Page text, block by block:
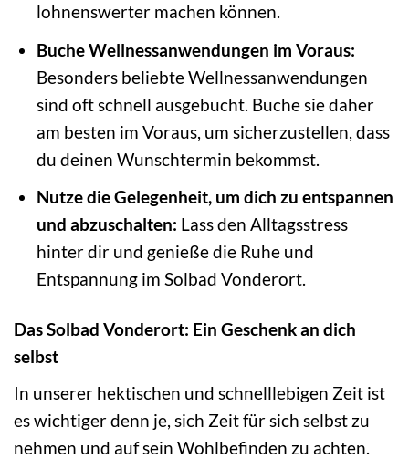
lohnenswerter machen können.
Buche Wellnessanwendungen im Voraus:
Besonders beliebte Wellnessanwendungen
sind oft schnell ausgebucht. Buche sie daher
am besten im Voraus, um sicherzustellen, dass
du deinen Wunschtermin bekommst.
Nutze die Gelegenheit, um dich zu entspannen
und abzuschalten: Lass den Alltagsstress
hinter dir und genieße die Ruhe und
Entspannung im Solbad Vonderort.
Das Solbad Vonderort: Ein Geschenk an dich
selbst
In unserer hektischen und schnelllebigen Zeit ist
es wichtiger denn je, sich Zeit für sich selbst zu
nehmen und auf sein Wohlbefinden zu achten.